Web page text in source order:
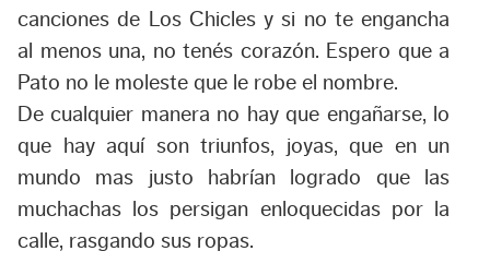
canciones de Los Chicles y si no te engancha
al menos una, no tenés corazón. Espero que a
Pato no le moleste que le robe el nombre.
De cualquier manera no hay que engañarse, lo
que hay aquí son triunfos, joyas, que en un
mundo mas justo habrían logrado que las
muchachas los persigan enloquecidas por la
calle, rasgando sus ropas.